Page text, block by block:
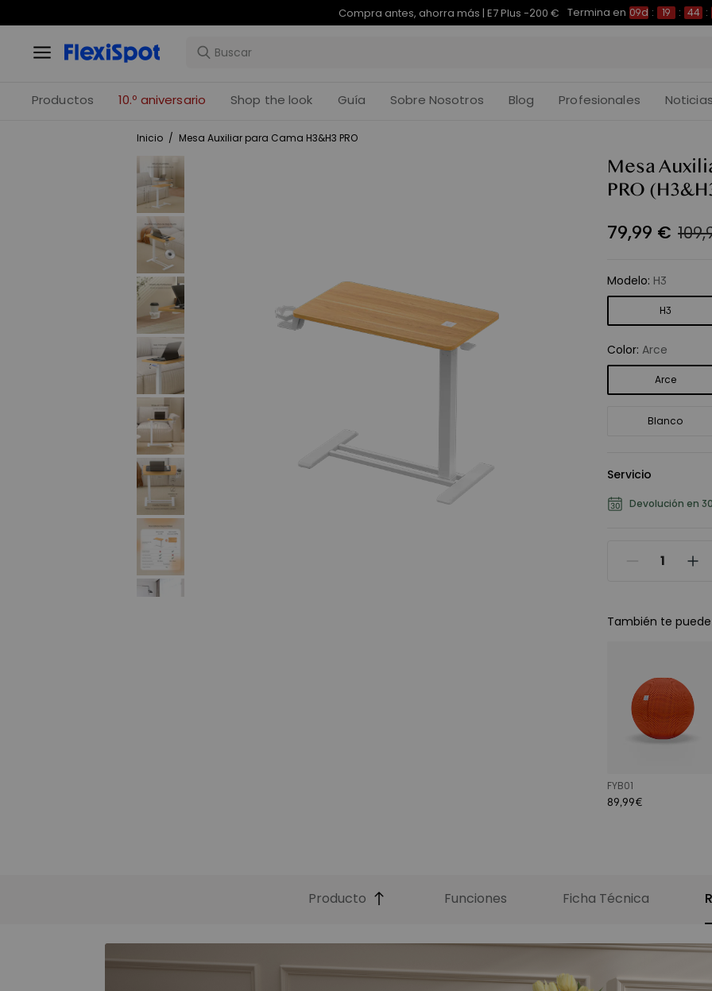
Compra antes, ahorra más | E7 Plus -200 € Termina en 09d : 19 : 44 :
Productos 10.º aniversario Shop the look Guía Sobre Nosotros Blog Profesionales
Inicio / Mesa Auxiliar para Cama H3&H3 PRO
Mesa
PRO
79,99 €
Modelo: H3
H3
Color: Arce
Arce
Blanco
Servicio
Devolución en
También te
FYB01
89,99€
Producto Funciones Ficha Técnica
Funciones